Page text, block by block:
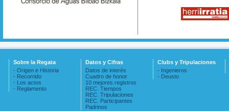
Sobre la Regata
- Origen e Historia
- Recorrido
- Los actos
- Reglamento
Datos y Cifras
Datos de interés
Cuadro de honor
10 mejores registros
REC. Tiempos
REC. Tripulaciones
REC. Participantes
Padrinos
Clubs y Tripulaciones
- Ingenieros
- Deusto